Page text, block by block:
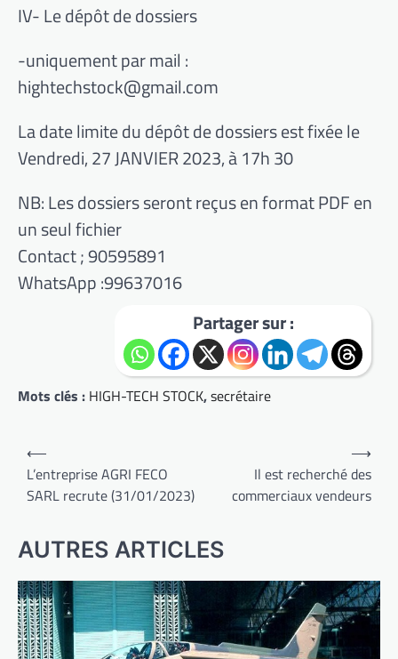
IV- Le dépôt de dossiers
-uniquement par mail :
hightechstock@gmail.com
La date limite du dépôt de dossiers est fixée le
Vendredi, 27 JANVIER 2023, à 17h 30
NB: Les dossiers seront reçus en format PDF en
un seul fichier
Contact ; 90595891
WhatsApp :99637016
Partager sur :
Mots clés : HIGH-TECH STOCK,secrétaire
Navigation
de
l’article
⟵
L’entreprise AGRI FECO
SARL recrute (31/01/2023)
Il est recherché des
commerciaux vendeurs
⟶
AUTRES ARTICLES